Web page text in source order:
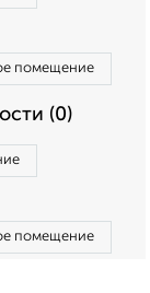
помещение
(0)
помещение